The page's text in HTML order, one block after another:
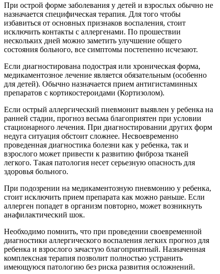
При острой форме заболевания у детей и взрослых обычно не
назначается специфическая терапия. Для того чтобы
избавиться от основных признаков воспаления, стоит
исключить контакты с аллергенами. По прошествии
нескольких дней можно заметить улучшение общего
состояния больного, все симптомы постепенно исчезают.
Если диагностирована подострая или хроническая форма,
медикаментозное лечение является обязательным (особенно
для детей). Обычно назначается прием антигистаминных
препаратов с кортикостероидами (Кортизолом).
Если острый аллергический пневмонит выявлен у ребенка на
ранней стадии, прогноз весьма благоприятен при условии
стационарного лечения. При диагностировании других форм
недуга ситуация обстоит сложнее. Несвоевременно
проведенная диагностика болезни как у ребенка, так и
взрослого может привести к развитию фиброза тканей
легкого. Такая патология несет серьезную опасность для
здоровья больного.
При подозрении на медикаментозную пневмонию у ребенка,
стоит исключить прием препарата как можно раньше. Если
аллерген попадет в организм повторно, может возникнуть
анафилактический шок.
Необходимо помнить, что при проведении своевременной
диагностики аллергического воспаления легких прогноз для
ребенка и взрослого зачастую благоприятный. Назначенная
комплексная терапия позволит полностью устранить
имеющуюся патологию без риска развития осложнений.